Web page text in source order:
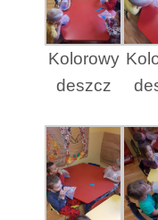
Kolorowy
deszcz